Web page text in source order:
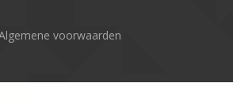
voorwaarden